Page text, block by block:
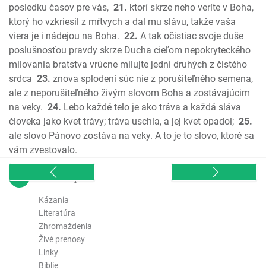
Galatským
Efezským
Filipským
Kolosenským
1. Tesalonickým
2. Tesalonickým
1. Timoteovi
2. Timoteovi
Títovi
Filemonovi
List Židom
List Jakuba
1. Petra
2. Petra
1 Jána
2 Jána
3 Jána
posledku časov pre vás, 21. ktorí skrze neho veríte v Boha,
ktorý ho vzkriesil z mŕtvych a dal mu slávu, takže vaša
viera je i nádejou na Boha. 22. A tak očistiac svoje duše
poslušnosťou pravdy skrze Ducha cieľom nepokryteckého
milovania bratstva vrúcne milujte jedni druhých z čistého
srdca 23. znova splodení súc nie z porušiteľného semena,
ale z neporušiteľného živým slovom Boha a zostávajúcim
na veky. 24. Lebo každé telo je ako tráva a každá sláva
človeka jako kvet trávy; tráva uschla, a jej kvet opadol; 25.
ale slovo Pánovo zostáva na veky. A to je to slovo, ktoré sa
vám zvestovalo.
sitemap
Kázania
Literatúra
Zhromaždenia
Živé prenosy
Linky
Biblie